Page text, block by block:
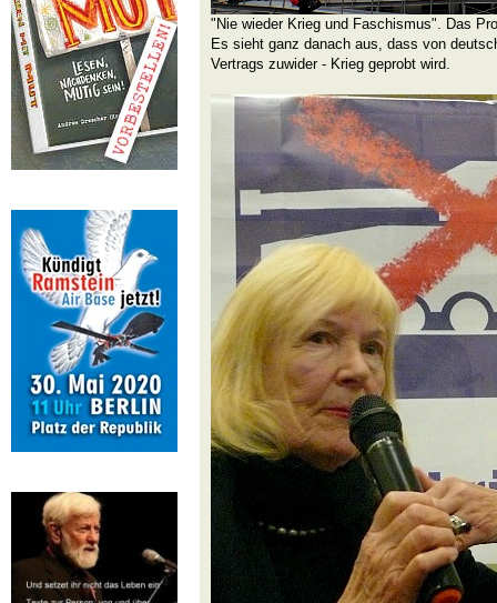
"Nie wieder Krieg und Faschismus". Das
Es sieht ganz danach aus, dass von
Vertrags zuwider - Krieg geprobt wird.